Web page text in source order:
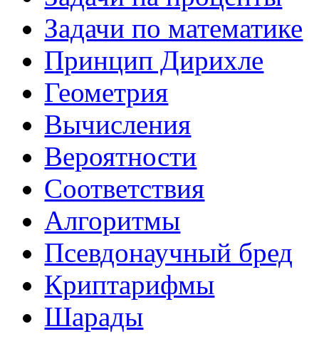
Задачи по математике
Принцип Дирихле
Геометрия
Вычисления
Вероятности
Соответствия
Алгоритмы
Псевдонаучный бред
Криптарифмы
Шарады